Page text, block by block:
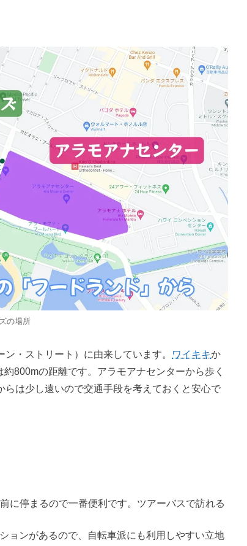
の場所
・ストリート）に由来しています。 ワイキキか
800mの距離です。アラモアナセンターから歩く
は少し遠いので交通手段を考えておくと安心で
前に停まるので一番便利です。ツアーバスで訪れる
ョンがあるので、自転車派にも利用しやすい立地